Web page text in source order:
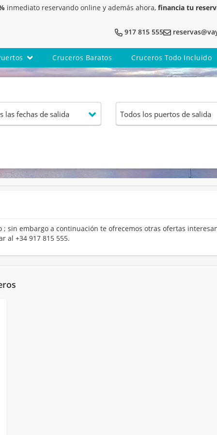
inmediato reservando online y además ahora, financia tu
917 815 555
Cruceros Baratos Cruceros Todo Incluido
sin embargo a continuación te ofrecemos otras ofertas
al +34 917 815 555.